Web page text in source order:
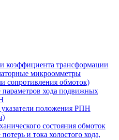
коэффициента трансформации
микроомметры
сопротивления обмоток)
параметров хода подвижных
положения РПН
состояния обмоток
и тока холостого хода,